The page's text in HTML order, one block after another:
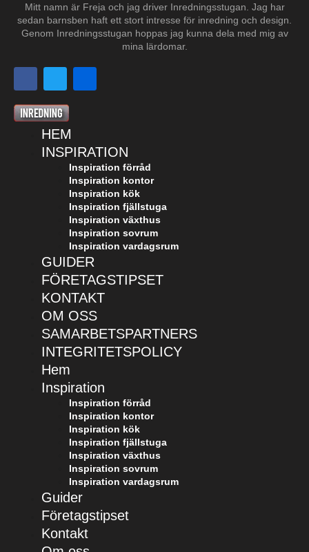
Mitt namn är Freja och jag driver Inredningsstugan. Jag har
sedan barnsben haft ett stort intresse för inredning och design.
Genom Inredningsstugan hoppas jag kunna dela med mig av
mina lärdomar.
HEM
INSPIRATION
Inspiration förråd
Inspiration kontor
Inspiration kök
Inspiration fjällstuga
Inspiration växthus
Inspiration sovrum
Inspiration vardagsrum
GUIDER
FÖRETAGSTIPSET
KONTAKT
OM OSS
SAMARBETSPARTNERS
INTEGRITETSPOLICY
Hem
Inspiration
Inspiration förråd
Inspiration kontor
Inspiration kök
Inspiration fjällstuga
Inspiration växthus
Inspiration sovrum
Inspiration vardagsrum
Guider
Företagstipset
Kontakt